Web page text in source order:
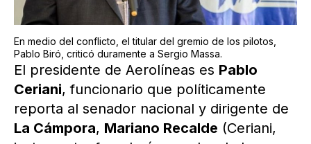
En medio del conflicto, el titular del gremio de los pilotos,
Pablo Biró, criticó duramente a Sergio Massa.
El presidente de Aerolíneas es Pablo
Ceriani, funcionario que políticamente
reporta al senador nacional y dirigente de
La Cámpora, Mariano Recalde (Ceriani,